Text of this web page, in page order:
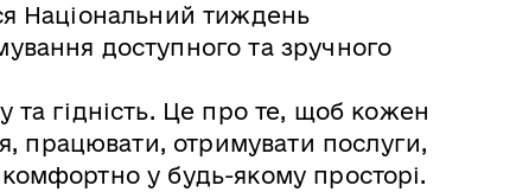
Національний тиждень
доступного та зручного
та гідність. Це про те, щоб кожен
працювати, отримувати послуги,
у будь-якому просторі.